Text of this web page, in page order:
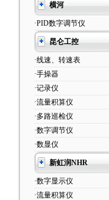
横河
·PID数字调节仪
昆仑工控
·线速、转速表
·手操器
·记录仪
·流量积算仪
·多路巡检仪
·数字调节仪
·数显仪
新虹润NHR
·数字显示仪
·流量积算仪